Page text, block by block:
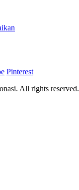
Pinterest
All rights reserved.